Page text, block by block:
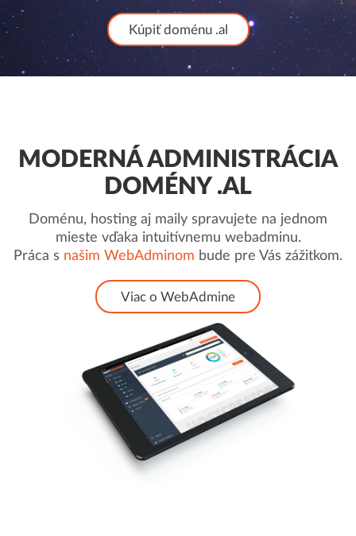
Kúpiť doménu .al
MODERNÁ ADMINISTRÁCIA
DOMÉNY .AL
Doménu, hosting aj maily spravujete na jednom
mieste vďaka intuitívnemu webadminu.
Práca s našim WebAdminom bude pre Vás zážitkom.
Viac o WebAdmine